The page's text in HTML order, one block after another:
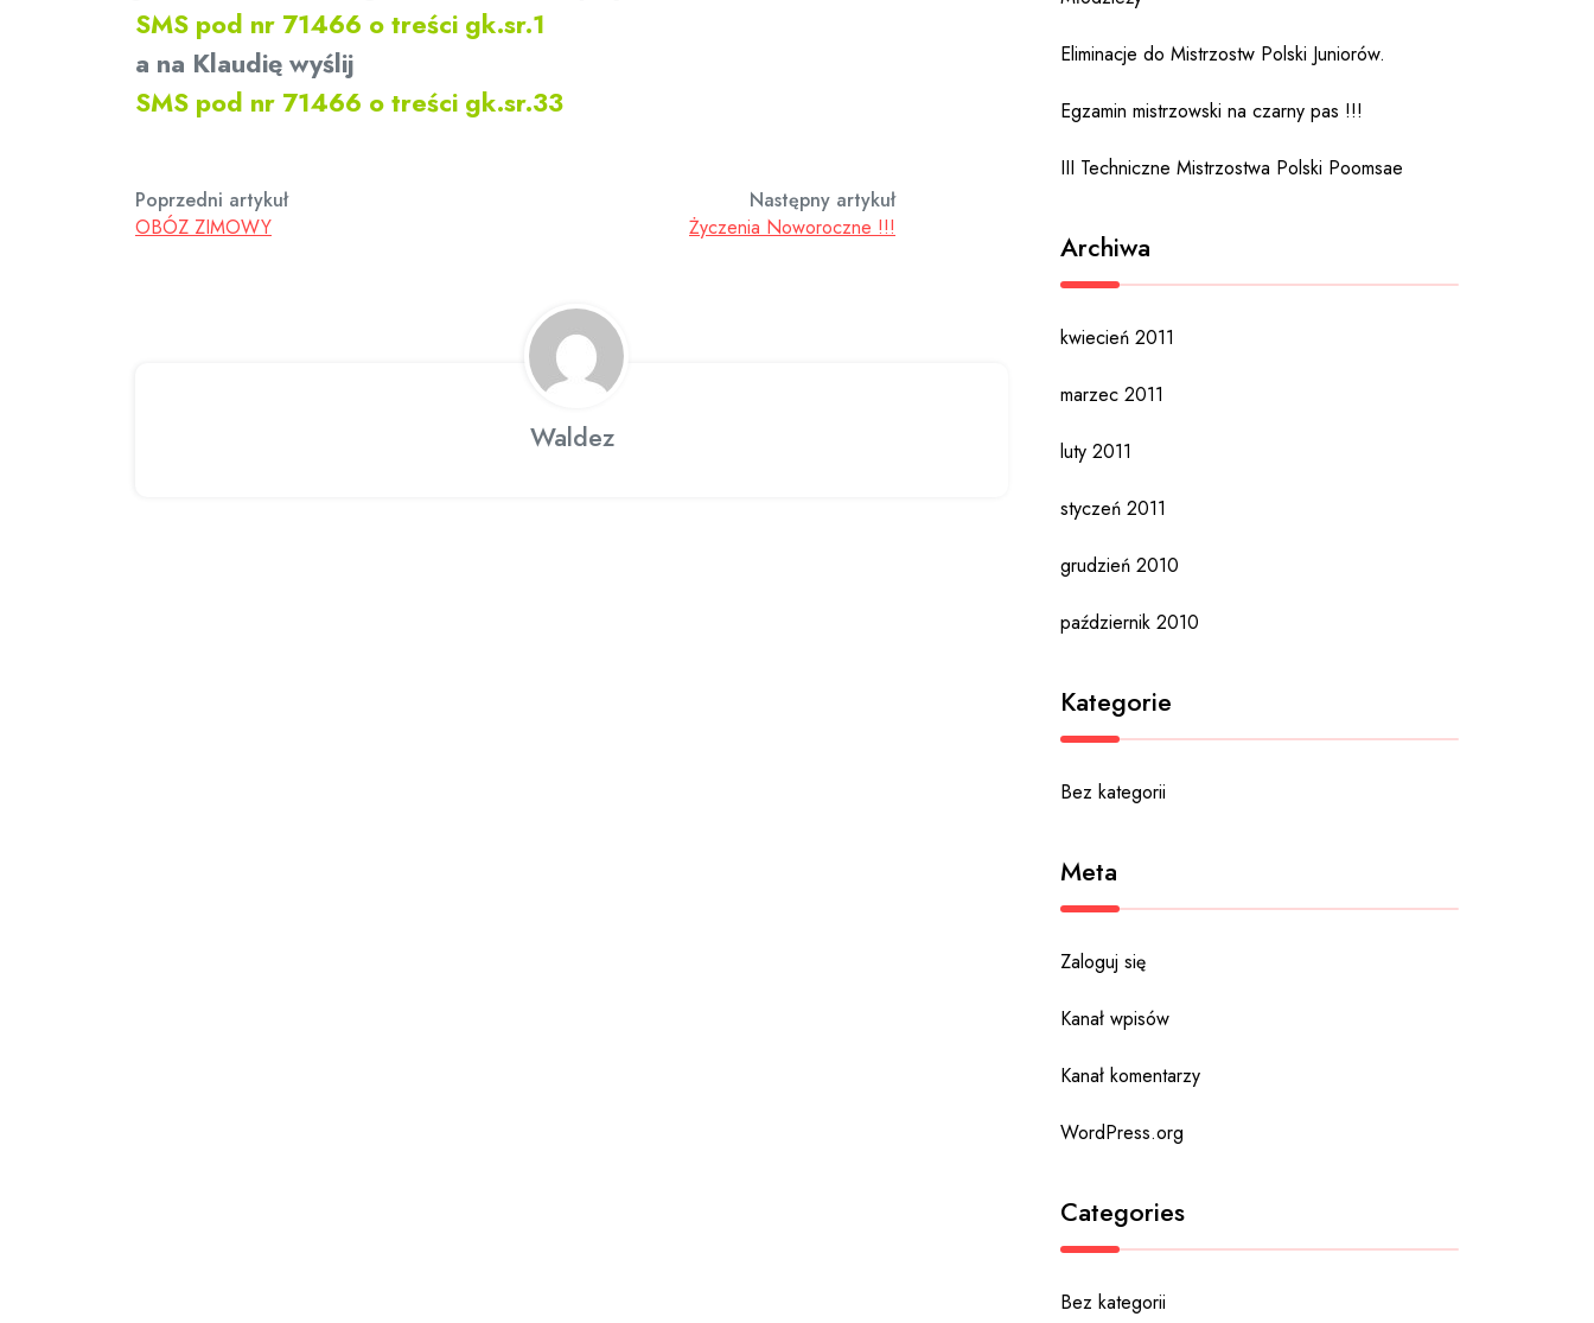
SMS pod nr 71466 o treści gk.sr.1
a na Klaudię wyślij
SMS pod nr 71466 o treści gk.sr.33
Poprzedni artykuł
OBÓZ ZIMOWY
Następny artykuł
Życzenia Noworoczne !!!
Waldez
Eliminacje do Mistrzostw Polski Juniorów.
Egzamin mistrzowski na czarny pas !!!
III Techniczne Mistrzostwa Polski Poomsae
Archiwa
kwiecień 2011
marzec 2011
luty 2011
styczeń 2011
grudzień 2010
październik 2010
Kategorie
Bez kategorii
Meta
Zaloguj się
Kanał wpisów
Kanał komentarzy
WordPress.org
Categories
Bez kategorii